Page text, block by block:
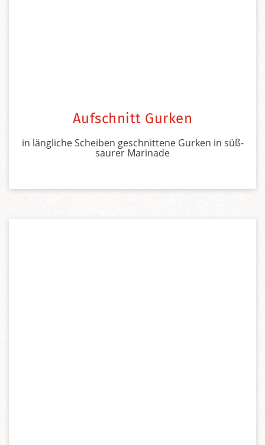
Aufschnitt Gurken
in längliche Scheiben geschnittene Gurken in süß-
saurer Marinade